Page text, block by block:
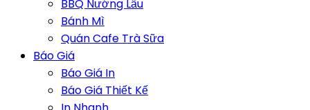
BBQ Nướng Lẩu
Bánh Mì
Quán Cafe Trà Sữa
Báo Giá
Báo Giá In
Báo Giá Thiết Kế